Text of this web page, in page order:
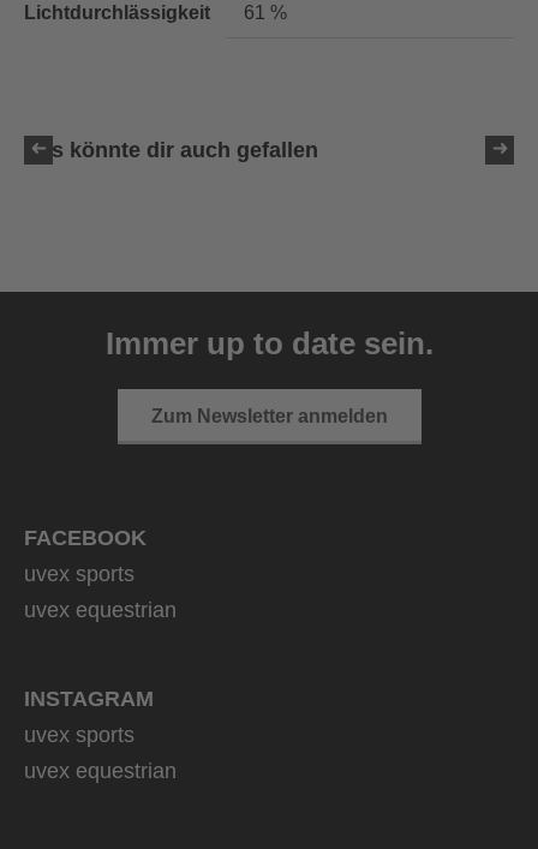
Lichtdurchlässigkeit 61 %
Das könnte dir auch gefallen
10 FarbvariantenImmer up to date sein.
Zum Newsletter anmelden
FACEBOOK
uvex sports
uvex equestrian
INSTAGRAM
uvex sports
uvex equestrian